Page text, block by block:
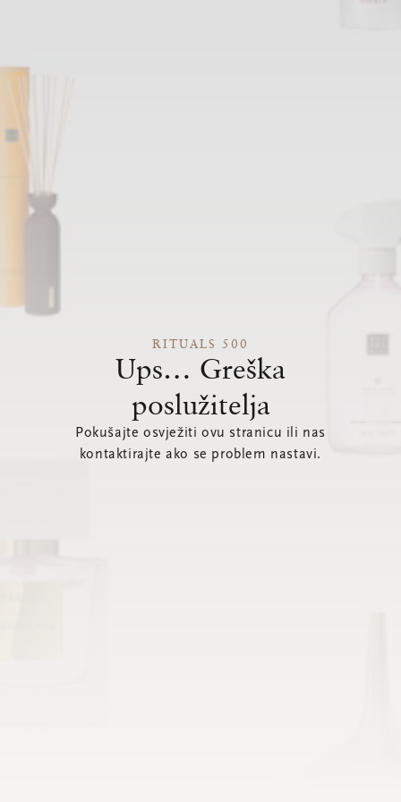
RITUALS 500
Ups… Greška
poslužitelja
Pokušajte osvježiti ovu stranicu ili nas
kontaktirajte ako se problem nastavi.